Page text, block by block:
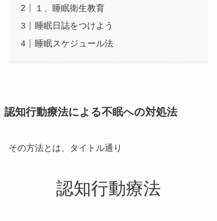
１、睡眠衛生教育
睡眠日誌をつけよう
睡眠スケジュール法
認知行動療法による不眠への対処法
その方法とは、タイトル通り
認知行動療法